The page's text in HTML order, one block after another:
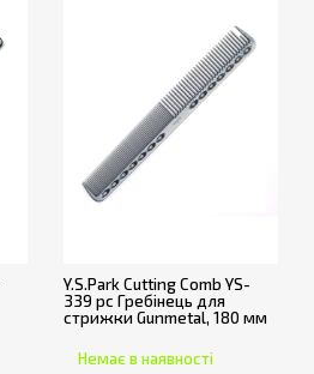
Y.S.Park Cutting Comb YS-
339 pc Гребінець для
стрижки Gunmetal, 180 мм
Немає в наявності